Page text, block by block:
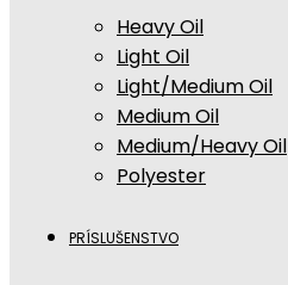
Heavy Oil
Light Oil
Light/Medium Oil
Medium Oil
Medium/Heavy Oil
Polyester
PRÍSLUŠENSTVO